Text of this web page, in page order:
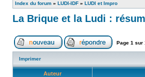
Index du forum » LUDI-IDF » LUDI et Impro
La Brique et la Ludi :
Page 1 sur
Imprimer
Auteur